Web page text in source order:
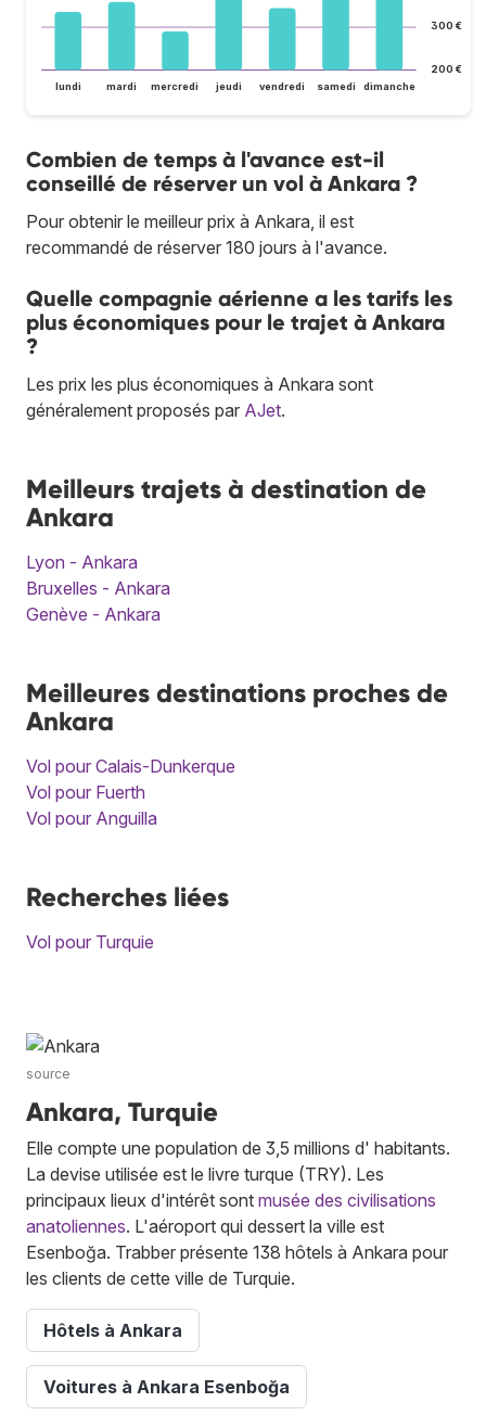
200 €
300 €
lundi mardi mercredi jeudi vendredi samedi dimanche
Combien de temps à l'avance est-il
conseillé de réserver un vol à Ankara ?
Pour obtenir le meilleur prix à Ankara, il est
recommandé de réserver 180 jours à l'avance.
Quelle compagnie aérienne a les tarifs les
plus économiques pour le trajet à Ankara
?
Les prix les plus économiques à Ankara sont
généralement proposés par AJet.
Meilleurs trajets à destination de
Ankara
Lyon - Ankara
Bruxelles - Ankara
Genève - Ankara
Meilleures destinations proches de
Ankara
Vol pour Calais-Dunkerque
Vol pour Fuerth
Vol pour Anguilla
Recherches liées
Vol pour Turquie
source
Ankara, Turquie
Elle compte une population de 3,5 millions d' habitants.
La devise utilisée est le livre turque (TRY). Les
principaux lieux d'intérêt sont musée des civilisations
anatoliennes. L'aéroport qui dessert la ville est
Esenboğa. Trabber présente 138 hôtels à Ankara pour
les clients de cette ville de Turquie.
Hôtels à Ankara
Voitures à Ankara Esenboğa